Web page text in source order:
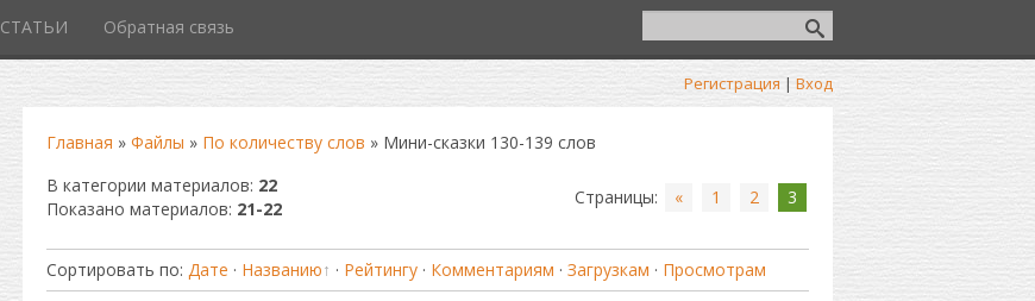
СТАТЬИ Обратная связь
Регистрация | Вход
Главная » Файлы » По количеству слов » Мини-сказки 130-139 слов
В категории материалов: 22
Показано материалов: 21-22
Страницы: « 1 2 3
Сортировать по: Дате · Названию · Рейтингу· Комментариям · Загрузкам · Просмотрам